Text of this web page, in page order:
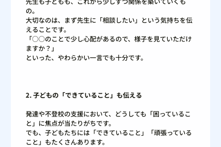
の。
大切なのは、まず先生に「相談したい」という気持ちを伝
えることです。
「○○のことで少し心配があるので、様子を見ていただけ
ますか？」
といった、やわらかい一言でも十分です。
2. 子どもの「できていること」も伝える
発達や不登校の支援において、どうしても「困っているこ
と」に焦点が当たりがちです。
でも、子どもたちには「できていること」「頑張っている
こと」もたくさんあります。